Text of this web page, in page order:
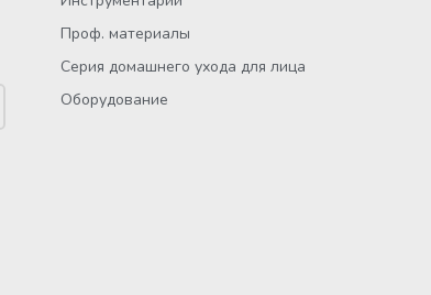
Проф. материалы
Серия домашнего ухода для лица
Оборудование